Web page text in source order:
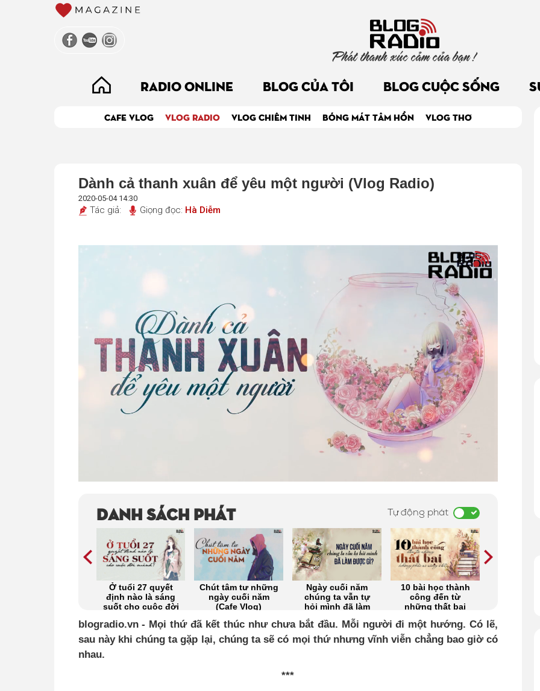
Phát thanh xúc cảm của bạn !
RADIO ONLINE BLOG CỦA TÔI BLOG CUỘC SỐNG
CAFE VLOG VLOG RADIO VLOG CHIÊM TINH BÓNG MÁT TÂM HỒN VLOG THƠ
Dành cả thanh xuân để yêu một người (Vlog Radio)
2020-05-04 14:30
Tác giả: Giọng đọc: Hà Diễm
Danh sách phát Tự động phát
Ở tuổi 27 quyết
định nào là sáng
suốt cho cuộc đời
Chút tâm tư những
ngày cuối năm
(Cafe Vlog)
Ngày cuối năm
chúng ta vẫn tự
hỏi mình đã làm
Vlog)
10 bài học thành
công đến từ
những thất bại
cũng biết (Cafe
Vlog)
blogradio.vn - Mọi thứ đã kết thúc như chưa bắt đầu. Mỗi người đi một hướng. Có lẽ,
sau này khi chúng ta gặp lại, chúng ta sẽ có mọi thứ nhưng vĩnh viễn chẳng bao giờ có
nhau.
***